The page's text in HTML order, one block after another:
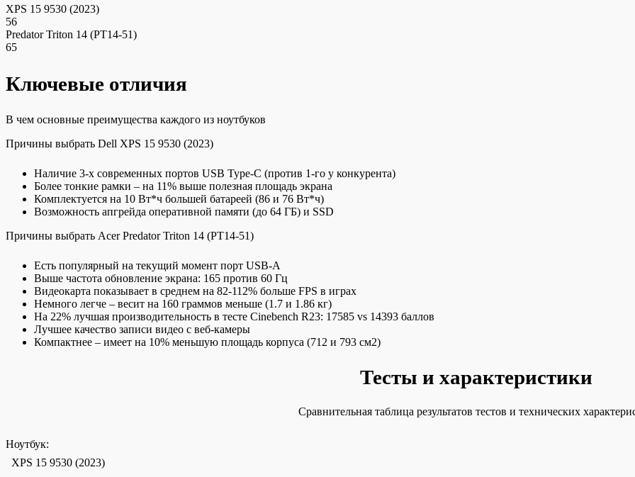
XPS 15 9530 (2023)
56
Predator Triton 14 (PT14-51)
65
Ключевые отличия
В чем основные преимущества каждого из ноутбуков
Причины выбрать Dell XPS 15 9530 (2023)
Наличие 3-х современных портов USB Type-C (против 1-го у конкурента)
Более тонкие рамки – на 11% выше полезная площадь экрана
Комплектуется на 10 Вт*ч большей батареей (86 и 76 Вт*ч)
Возможность апгрейда оперативной памяти (до 64 ГБ) и SSD
Причины выбрать Acer Predator Triton 14 (PT14-51)
Есть популярный на текущий момент порт USB-A
Выше частота обновление экрана: 165 против 60 Гц
Видеокарта показывает в среднем на 82-112% больше FPS в играх
Немного легче – весит на 160 граммов меньше (1.7 и 1.86 кг)
На 22% лучшая производительность в тесте Cinebench R23: 17585 vs 14393 баллов
Лучшее качество записи видео c веб-камеры
Компактнее – имеет на 10% меньшую площадь корпуса (712 и 793 см2)
Тесты и характеристики
Сравнительная таблица результатов тестов и технических
Ноутбук:
XPS 15 9530 (2023)